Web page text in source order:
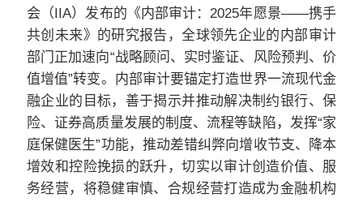
会（IIA）发布的《内部审计：2025年愿景——携手
共创未来》的研究报告，全球领先企业的内部审计
部门正加速向“战略顾问、实时鉴证、风险预判、价
值增值”转变。内部审计要锚定打造世界一流现代金
融企业的目标，善于揭示并推动解决制约银行、保
险、证券高质量发展的制度、流程等缺陷，发挥“家
庭保健医生”功能，推动差错纠弊向增收节支、降本
增效和控险挽损的跃升，切实以审计创造价值、服
务经营，将稳健审慎、合规经营打造成为金融机构